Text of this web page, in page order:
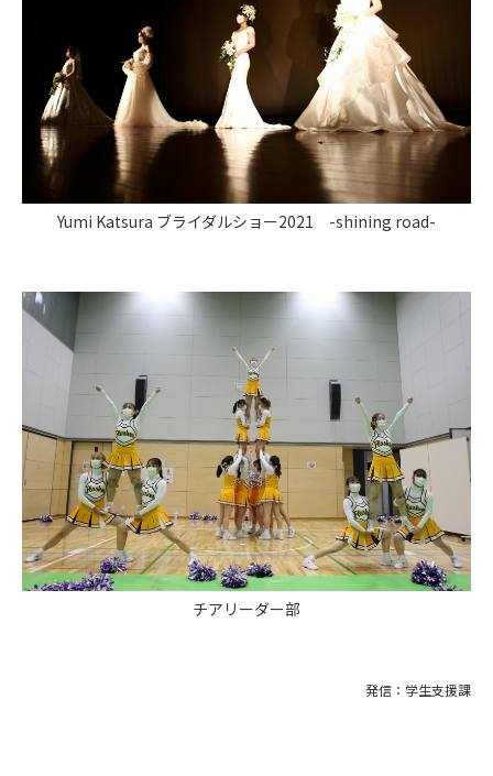
Yumi Katsura ブライダルショー2021 -shining road-
チアリーダー部
発信：学生支援課